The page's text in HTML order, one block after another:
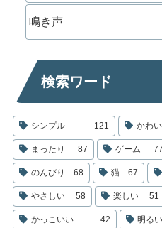
鳴き声
検索ワード
シンプル 121 かわ
まったり 87 ゲーム 77
のんびり 68 猫 67
やさしい 58 楽しい 51
かっこいい 42 明るい